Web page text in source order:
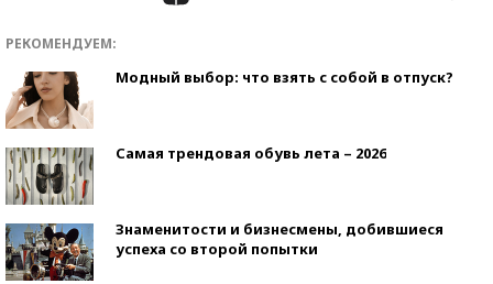
РЕКОМЕНДУЕМ:
Модный выбор: что взять с собой в отпуск?
Самая трендовая обувь лета – 2026
Знаменитости и бизнесмены, добившиеся
успеха со второй попытки